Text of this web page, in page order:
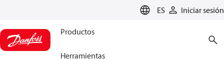
ES Iniciar sesión
Productos
Herramientas